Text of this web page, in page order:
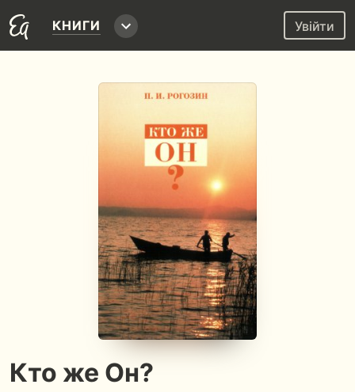
КНИГИ Увійти
Кто же Он?